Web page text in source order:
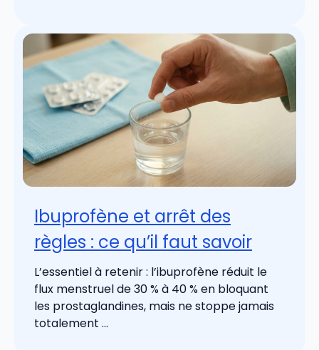
Ibuprofène et arrêt des
règles : ce qu’il faut savoir
L’essentiel à retenir : l’ibuprofène réduit le
flux menstruel de 30 % à 40 % en bloquant
les prostaglandines, mais ne stoppe jamais
totalement ...